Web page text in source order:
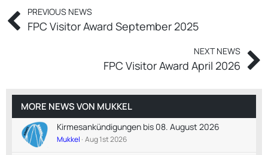
PREVIOUS NEWS
FPC Visitor Award September 2025
NEXT NEWS
FPC Visitor Award April 2026
MORE NEWS VON MUKKEL
Kirmesankündigungen bis 08. August 2026
Mukkel Aug 1st 2026